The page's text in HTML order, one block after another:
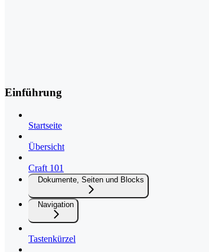
Einführung
Startseite
Übersicht
Craft 101
Dokumente, Seiten und Blocks
Navigation
Tastenkürzel